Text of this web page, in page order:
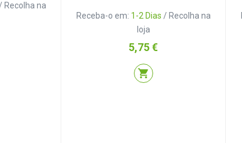
Recolha na
Receba-o em: 1-2 Dias / Recolha na
loja
Preço
5,75 €
shopping_cart